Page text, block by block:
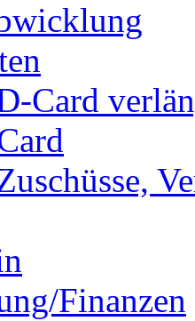
Card
Finanzen